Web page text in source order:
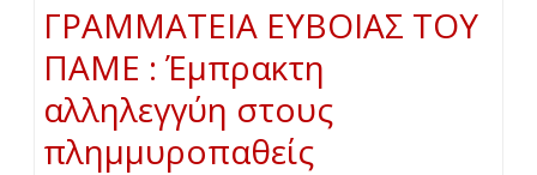
ΓΡΑΜΜΑΤΕΙΑ ΕΥΒΟΙΑΣ ΤΟΥ
ΠΑΜΕ : Έμπρακτη
αλληλεγγύη στους
πλημμυροπαθείς